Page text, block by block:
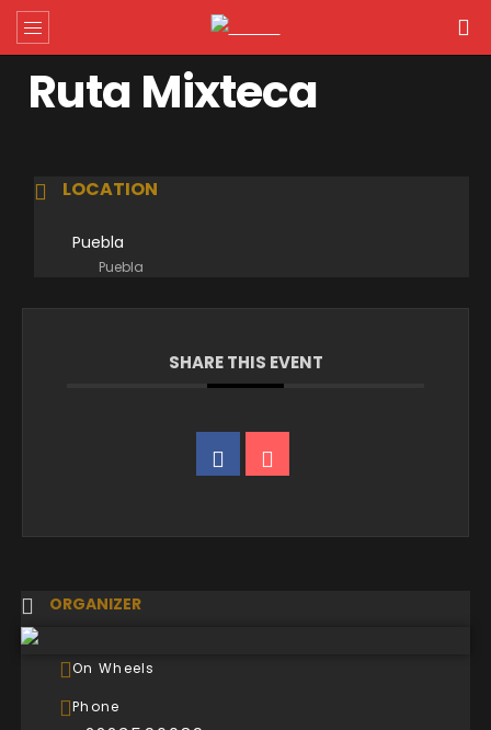
Ruta Mixteca
LOCATION
Puebla
Puebla
SHARE THIS EVENT
ORGANIZER
On Wheels
Phone